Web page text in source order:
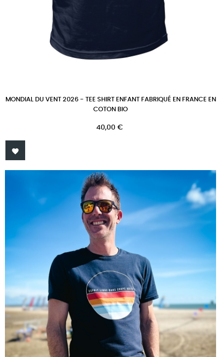
MONDIAL DU VENT 2026 - TEE SHIRT ENFANT FABRIQUÉ EN FRANCE EN
COTON BIO
Prix
40,00 €
